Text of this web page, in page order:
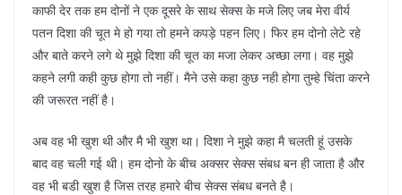
काफी देर तक हम दोनों ने एक दूसरे के साथ सेक्स के मजे लिए जब मेरा वीर्य
पतन दिशा की चूत मे हो गया तो हमने कपड़े पहन लिए। फिर हम दोनो लेटे रहे
और बाते करने लगे थे मुझे दिशा की चूत का मजा लेकर अच्छा लगा। वह मुझे
कहने लगी कही कुछ होगा तो नहीं। मैने उसे कहा कुछ नही होगा तुम्हे चिंता करने
की जरूरत नहीं है।
अब वह भी खुश थी और मै भी खुश था। दिशा ने मुझे कहा मै चलती हूं उसके
बाद वह चली गई थी। हम दोनो के बीच अक्सर सेक्स संबध बन ही जाता है और
वह भी बडी खुश है जिस तरह हमारे बीच सेक्स संबध बनते है।